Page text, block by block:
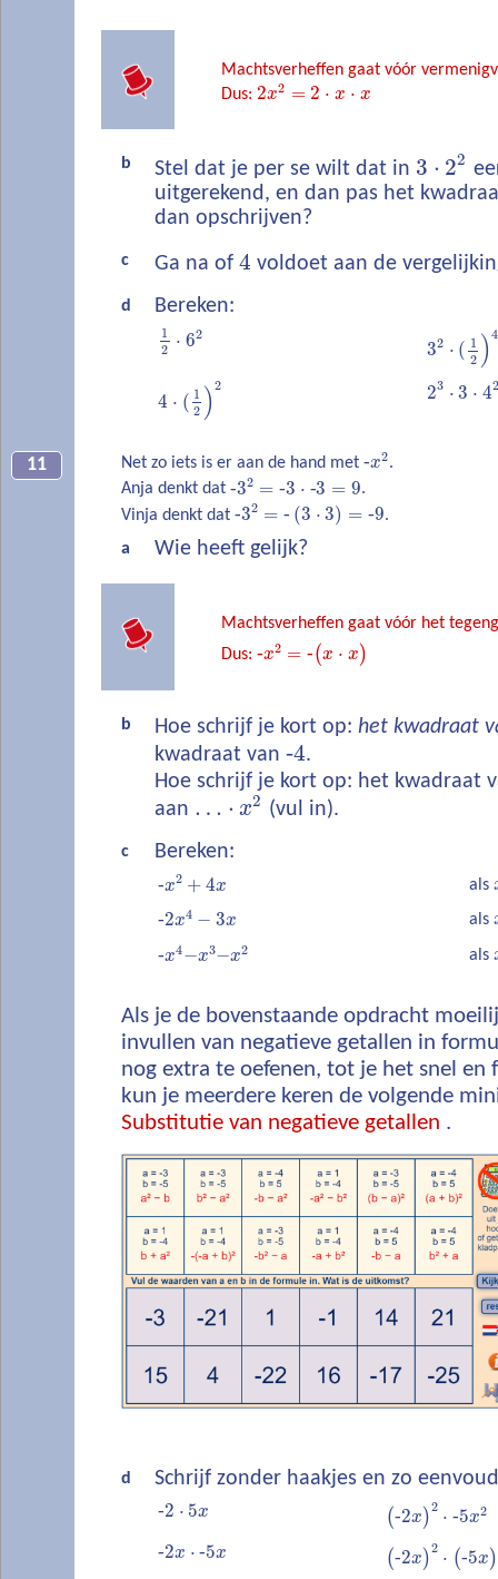
Machtsverheffen gaat vóór
Dus: 2x2 = 2 ⋅ x ⋅ x
b Stel dat je per se wilt dat in 3 ⋅ 22
uitgerekend, en dan pas het
dan opschrijven?
c Ga na of 4 voldoet aan de
d Bereken:
1
2 ⋅ 62
32 ⋅ ( 1
2 ) 4
4 ⋅ ( 1
2 )2 23 ⋅ 3 ⋅ 4
11 Net zo iets is er aan de hand met ‐x2.
Anja denkt dat ‐32 = ‐3 ⋅ ‐3 = 9.
Vinja denkt dat ‐32 = ‐ (3 ⋅ 3) = ‐9.
a
Wie heeft gelijk?
Machtsverheffen gaat vóór het
Dus: ‐x2 = ‐(x ⋅ x)
b Hoe schrijf je kort op: het kwadraat
kwadraat van ‐4.
Hoe schrijf je kort op: het kwadraat
aan … ⋅ x2 (vul in).
c Bereken:
‐x2 + 4x als
‐2x4 − 3x als
‐x4−x3−x2 als
Als je de bovenstaande opdracht
invullen van negatieve getallen in
nog extra te oefenen, tot je het snel en
kun je meerdere keren de volgende
Substitutie van negatieve getallen .
d Schrijf zonder haakjes en zo
‐2 ⋅ 5x (‐2x)2 ⋅ ‐5x2
‐2x ⋅ ‐5x (‐2x)2 ⋅ (‐5x)